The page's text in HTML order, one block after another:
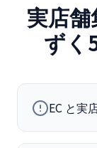
実店
ずく
EC と実